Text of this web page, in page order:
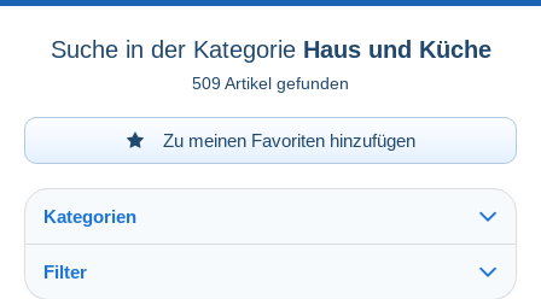
Suche in der Kategorie Haus und Küche
509 Artikel gefunden
Zu meinen Favoriten hinzufügen
Kategorien
Filter